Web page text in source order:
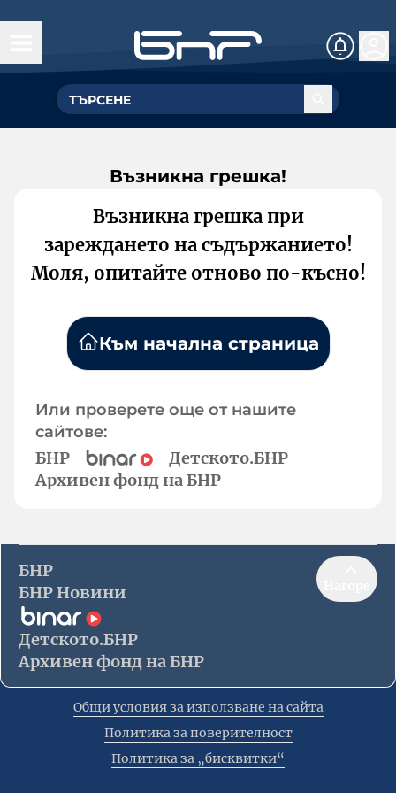
Възникна грешка!
Възникна грешка при
зареждането на съдържанието!
Моля, опитайте отново по-късно!
Към начална страница
Или проверете още от нашите
сайтове:
БНР
Детското.БНР
Архивен фонд на БНР
БНР
БНР Новини
Детското.БНР
Архивен фонд на БНР
Общи условия за използване на сайта
Политика за поверителност
Политика за „бисквитки“